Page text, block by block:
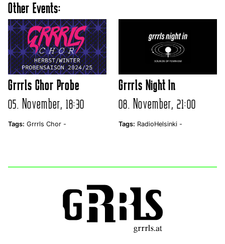
Other Events:
Grrrls Chor Probe
05. November, 18:30
Tags: Grrrls Chor -
Grrrls Night In
08. November, 21:00
Tags: RadioHelsinki -